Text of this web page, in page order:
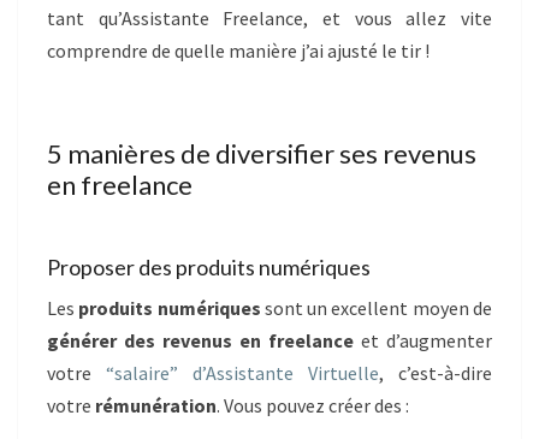
tant qu’Assistante Freelance, et vous allez vite
comprendre de quelle manière j’ai ajusté le tir !
5 manières de diversifier ses revenus
en freelance
Proposer des produits numériques
Les produits numériques sont un excellent moyen de
générer des revenus en freelance et d’augmenter
votre “salaire” d’Assistante Virtuelle, c’est-à-dire
votre rémunération. Vous pouvez créer des :